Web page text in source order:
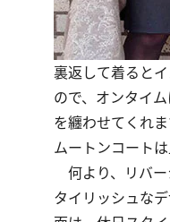
裏返して着ると
ので、オンタイ
を纏わせてくれ
ムートンコートは
何より、リバー
タイリッシュな